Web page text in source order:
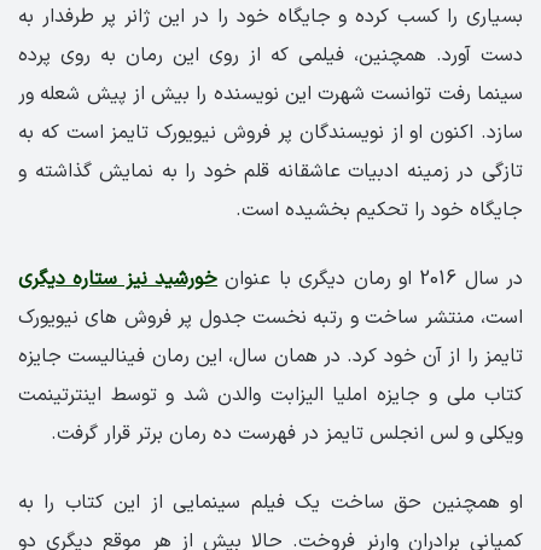
بسیاری را کسب کرده و جایگاه خود را در این ژانر پر طرفدار به
دست آورد. همچنین، فیلمی که از روی این رمان به روی پرده
سینما رفت توانست شهرت این نویسنده را بیش از پیش شعله ور
سازد. اکنون او از نویسندگان پر فروش نیویورک تایمز است که به
تازگی در زمینه ادبیات عاشقانه قلم خود را به نمایش گذاشته و
جایگاه خود را تحکیم بخشیده است.
در سال 2016 او رمان دیگری با عنوان
خورشید نیز ستاره دیگری
است، منتشر ساخت و رتبه نخست جدول پر فروش های نیویورک
تایمز را از آن خود کرد. در همان سال، این رمان فینالیست جایزه
کتاب ملی و جایزه املیا الیزابت والدن شد و توسط اینترتینمت
ویکلی و لس انجلس تایمز در فهرست ده رمان برتر قرار گرفت.
او همچنین حق ساخت یک فیلم سینمایی از این کتاب را به
کمپانی برادران وارنر فروخت. حالا بیش از هر موقع دیگری دو